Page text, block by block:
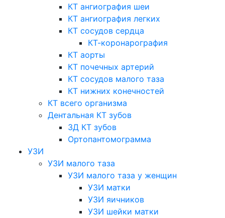
КТ ангиография шеи
КТ ангиография легких
КТ сосудов сердца
КТ-коронарография
КТ аорты
КТ почечных артерий
КТ сосудов малого таза
КТ нижних конечностей
КТ всего организма
Дентальная КТ зубов
3Д КТ зубов
Ортопантомограмма
УЗИ
УЗИ малого таза
УЗИ малого таза у женщин
УЗИ матки
УЗИ яичников
УЗИ шейки матки